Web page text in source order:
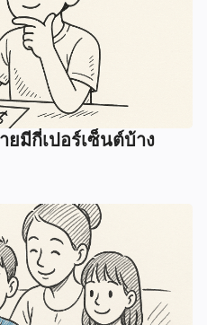
มีกี่เปอร์เซ็นต์บ้าง